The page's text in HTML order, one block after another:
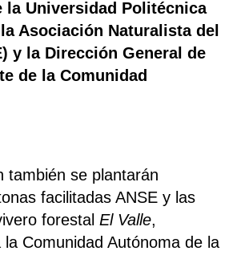
la Universidad Politécnica
Asociación Naturalista del
y la Dirección General de
de la Comunidad
también se plantarán
facilitadas ANSE y las
forestal El Valle,
Comunidad Autónoma de la